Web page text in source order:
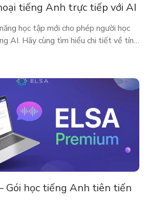
tiếng Anh trực tiếp với AI
học tập mới cho phép người học
AI. Hãy cùng tìm hiểu chi tiết về tính
Gói học tiếng Anh tiên tiến